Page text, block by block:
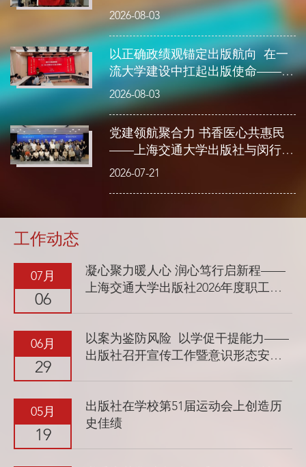
提...
2026-08-03
以正确政绩观锚定出版航向 在一
流大学建设中扛起出版使命——
第...
2026-08-03
党建领航聚合力 书香医心共惠民
——上海交通大学出版社与闵行区
委...
2026-07-21
工作动态
07月
06
凝心聚力暖人心 润心笃行启新程——
上海交通大学出版社2026年度职工疗
06月
29
以案为鉴防风险 以学促干提能力——
出版社召开宣传工作暨意识形态安全
05月
19
出版社在学校第51届运动会上创造历
史佳绩